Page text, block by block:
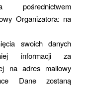
Organizatora: na
swoich danych
informacji za
na adres mailowy
Dane zostaną